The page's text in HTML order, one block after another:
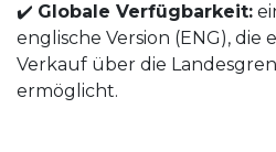
✔️ Globale Verfügbarkeit:
englische Version (ENG), die
Verkauf über die
ermöglicht.